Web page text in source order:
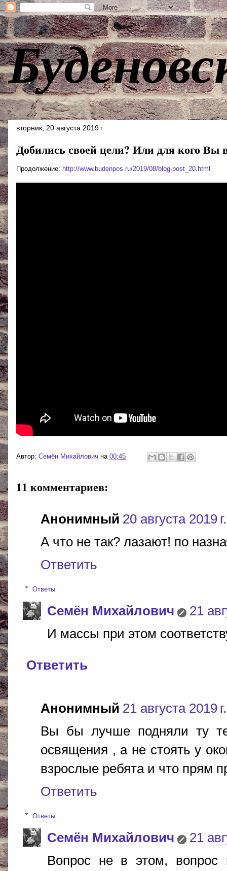
вторник, 20 августа 2019 г.
Добились своей цели? Или для кого Вы
Продолжение: http://www.budenpos.ru/2019/08/blog-post_20.html
Автор: Cемён Михайлович на 00:45
11 комментариев:
Анонимный 20 августа 2019
А что не так? лазают! по
Ответить
Ответы
Cемён Михайлович
21
И массы при этом
Ответить
Анонимный 21 августа 2019
Вы бы лучше подняли ту
освящения , а не стоять у
взрослые ребята и что прям
Ответить
Ответы
Cемён Михайлович
21
Вопрос не в этом, вопрос